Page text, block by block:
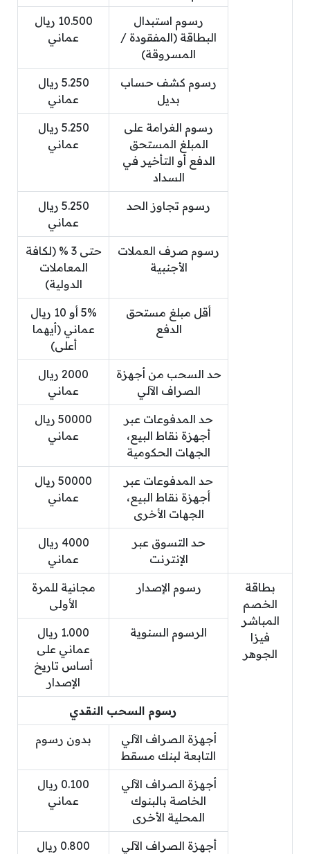
رسوم استبدال
البطاقة (المفقودة /
المسروقة)
10.500 ريال
عماني
رسوم كشف حساب
بديل
5.250 ريال
عماني
رسوم الغرامة على
المبلغ المستحق
الدفع أو التأخير في
السداد
5.250 ريال
عماني
رسوم تجاوز الحد
5.250 ريال
عماني
رسوم صرف العملات
الأجنبية
حتى 3 % (لكافة
المعاملات
الدولية)
أقل مبلغ مستحق
الدفع
5% أو 10 ريال
عماني (أيهما
أعلى)
حد السحب من أجهزة
الصراف الآلي
2000 ريال
عماني
حد المدفوعات عبر
أجهزة نقاط البيع،
الجهات الحكومية
50​​000 ريال
عماني
حد المدفوعات عبر
أجهزة نقاط البيع،
الجهات الأخرى
50​​000 ريال
عماني
حد التسوق عبر
الإنترنت
​4000 ريال
عماني
بطاقة
الخصم
المباشر
فيزا
الجوهر
رسوم الإصدار
مجانية للمرة
الأولى
الرسوم السنوية
1.000 ريال
عماني على
أساس تاريخ
الإصدار
رسوم السحب النقدي
أجهزة الصراف الآلي
التابعة لبنك مسقط
بدون رسوم
أجهزة الصراف الآلي
الخاصة بالبنوك
المحلية الأخرى
0.100 ريال
عماني
أجهزة الصراف الآلي
0.800 ريال